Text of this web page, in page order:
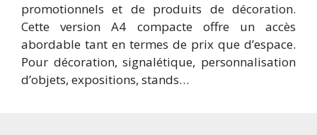
promotionnels et de produits de décoration.
Cette version A4 compacte offre un accès
abordable tant en termes de prix que d’espace.
Pour décoration, signalétique, personnalisation
d’objets, expositions, stands…